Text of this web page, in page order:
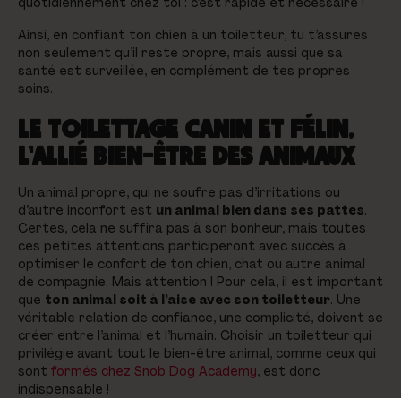
Ainsi, en confiant ton chien à un toiletteur, tu t’assures
non seulement qu’il reste propre, mais aussi que sa
santé est surveillée, en complément de tes propres
soins.
LE TOILETTAGE CANIN ET FÉLIN,
L'ALLIÉ BIEN-ÊTRE DES ANIMAUX
Un animal propre, qui ne soufre pas d’irritations ou
d’autre inconfort est un animal bien dans ses pattes.
Certes, cela ne suffira pas à son bonheur, mais toutes
ces petites attentions participeront avec succès à
optimiser le confort de ton chien, chat ou autre animal
de compagnie. Mais attention ! Pour cela, il est important
que ton animal soit à l’aise avec son toiletteur. Une
véritable relation de confiance, une complicité, doivent se
créer entre l’animal et l’humain. Choisir un toiletteur qui
privilégie avant tout le bien-être animal, comme ceux qui
sont formés chez Snob Dog Academy, est donc
indispensable !